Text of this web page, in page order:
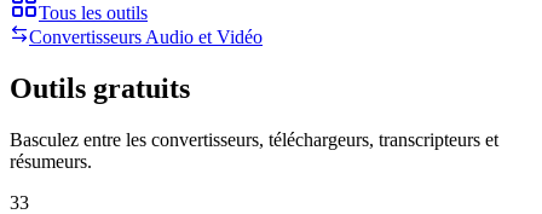
Tous les outils
Convertisseurs Audio et Vidéo
Outils gratuits
Basculez entre les convertisseurs, téléchargeurs, transcripteurs et
résumeurs.
33